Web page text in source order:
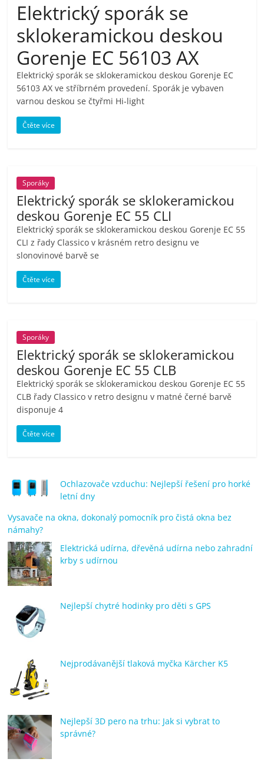
pračky,
televize,
notebooky,
mobilní
kávovary,
bazény
Nejlepší
elektronika
porovnání
Elektro
pračky,
televize,
notebooky,
mobilní
telefony,
kávovary,
bazény
Elektrický sporák se
sklokeramickou deskou
Gorenje EC 56103 AX
Elektrický sporák se sklokeramickou deskou Gorenje EC
56103 AX ve stříbrném provedení. Sporák je vybaven
varnou deskou se čtyřmi Hi-light
Čtěte více
Sporáky
Elektrický sporák se sklokeramickou
deskou Gorenje EC 55 CLI
Elektrický sporák se sklokeramickou deskou Gorenje EC 55
CLI z řady Classico v krásném retro designu ve
slonovinové barvě se
Čtěte více
Sporáky
Elektrický sporák se sklokeramickou
deskou Gorenje EC 55 CLB
Elektrický sporák se sklokeramickou deskou Gorenje EC 55
CLB řady Classico v retro designu v matné černé barvě
disponuje 4
Čtěte více
Ochlazovače vzduchu: Nejlepší řešení pro horké
letní dny
Vysavače na okna, dokonalý pomocník pro čistá okna bez
námahy?
Elektrická udírna, dřevěná udírna nebo zahradní
krby s udírnou
Nejlepší chytré hodinky pro děti s GPS
Nejprodávanější tlaková myčka Kärcher K5
Nejlepší 3D pero na trhu: Jak si vybrat to
správné?